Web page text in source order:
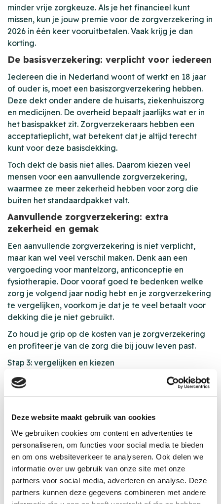
Deze website maakt gebruik van cookies
We gebruiken cookies om content en advertenties te
personaliseren, om functies voor social media te bieden
en om ons websiteverkeer te analyseren. Ook delen we
informatie over uw gebruik van onze site met onze
partners voor social media, adverteren en analyse. Deze
partners kunnen deze gegevens combineren met andere
minder vrije zorgkeuze. Als je het financieel kunt
missen, kun je jouw premie voor de zorgverzekering in
2026 in één keer vooruitbetalen. Vaak krijg je dan
korting.
De basisverzekering: verplicht voor iedereen
Iedereen die in Nederland woont of werkt en 18 jaar
of ouder is, moet een basiszorgverzekering hebben.
Deze dekt onder andere de huisarts, ziekenhuiszorg
en medicijnen. De overheid bepaalt jaarlijks wat er in
het basispakket zit. Zorgverzekeraars hebben een
acceptatieplicht, wat betekent dat je altijd terecht
kunt voor deze basisdekking.
Toch dekt de basis niet alles. Daarom kiezen veel
mensen voor een aanvullende zorgverzekering,
waarmee ze meer zekerheid hebben voor zorg die
buiten het standaardpakket valt.
Aanvullende zorgverzekering: extra
zekerheid en gemak
Een aanvullende zorgverzekering is niet verplicht,
maar kan wel veel verschil maken. Denk aan een
vergoeding voor mantelzorg, anticonceptie en
fysiotherapie. Door vooraf goed te bedenken welke
zorg je volgend jaar nodig hebt en je zorgverzekering
te vergelijken, voorkom je dat je te veel betaalt voor
dekking die je niet gebruikt.
Zo houd je grip op de kosten van je zorgverzekering
en profiteer je van de zorg die bij jouw leven past.
Stap 3: vergelijken en kiezen
De maanden november en december zijn het moment
om je zorgverzekering voor 2026 te vergelijken en
wijzigen bij dezelfde verzekeraar. Door middel van
verschillende zorgverzekeringen naast elkaar zetten.
Zo maak je een weloverwogen keuze die past bij jouw
wensen en budget.
Hulp nodig?